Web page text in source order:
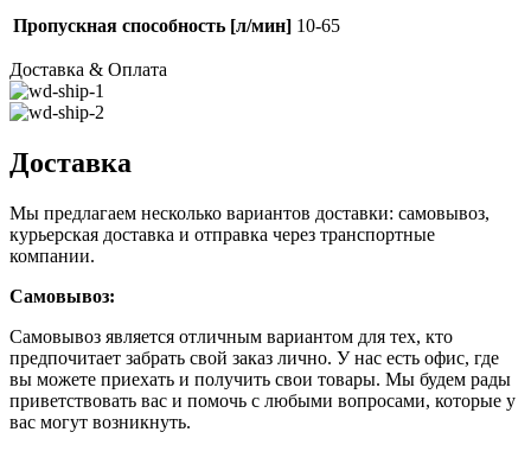
Пропускная способность [л/мин] 10-65
Доставка & Оплата
Доставка
Мы предлагаем несколько вариантов доставки: самовывоз,
курьерская доставка и отправка через транспортные
компании.
Самовывоз:
Самовывоз является отличным вариантом для тех, кто
предпочитает забрать свой заказ лично. У нас есть офис, где
вы можете приехать и получить свои товары. Мы будем рады
приветствовать вас и помочь с любыми вопросами, которые у
вас могут возникнуть.